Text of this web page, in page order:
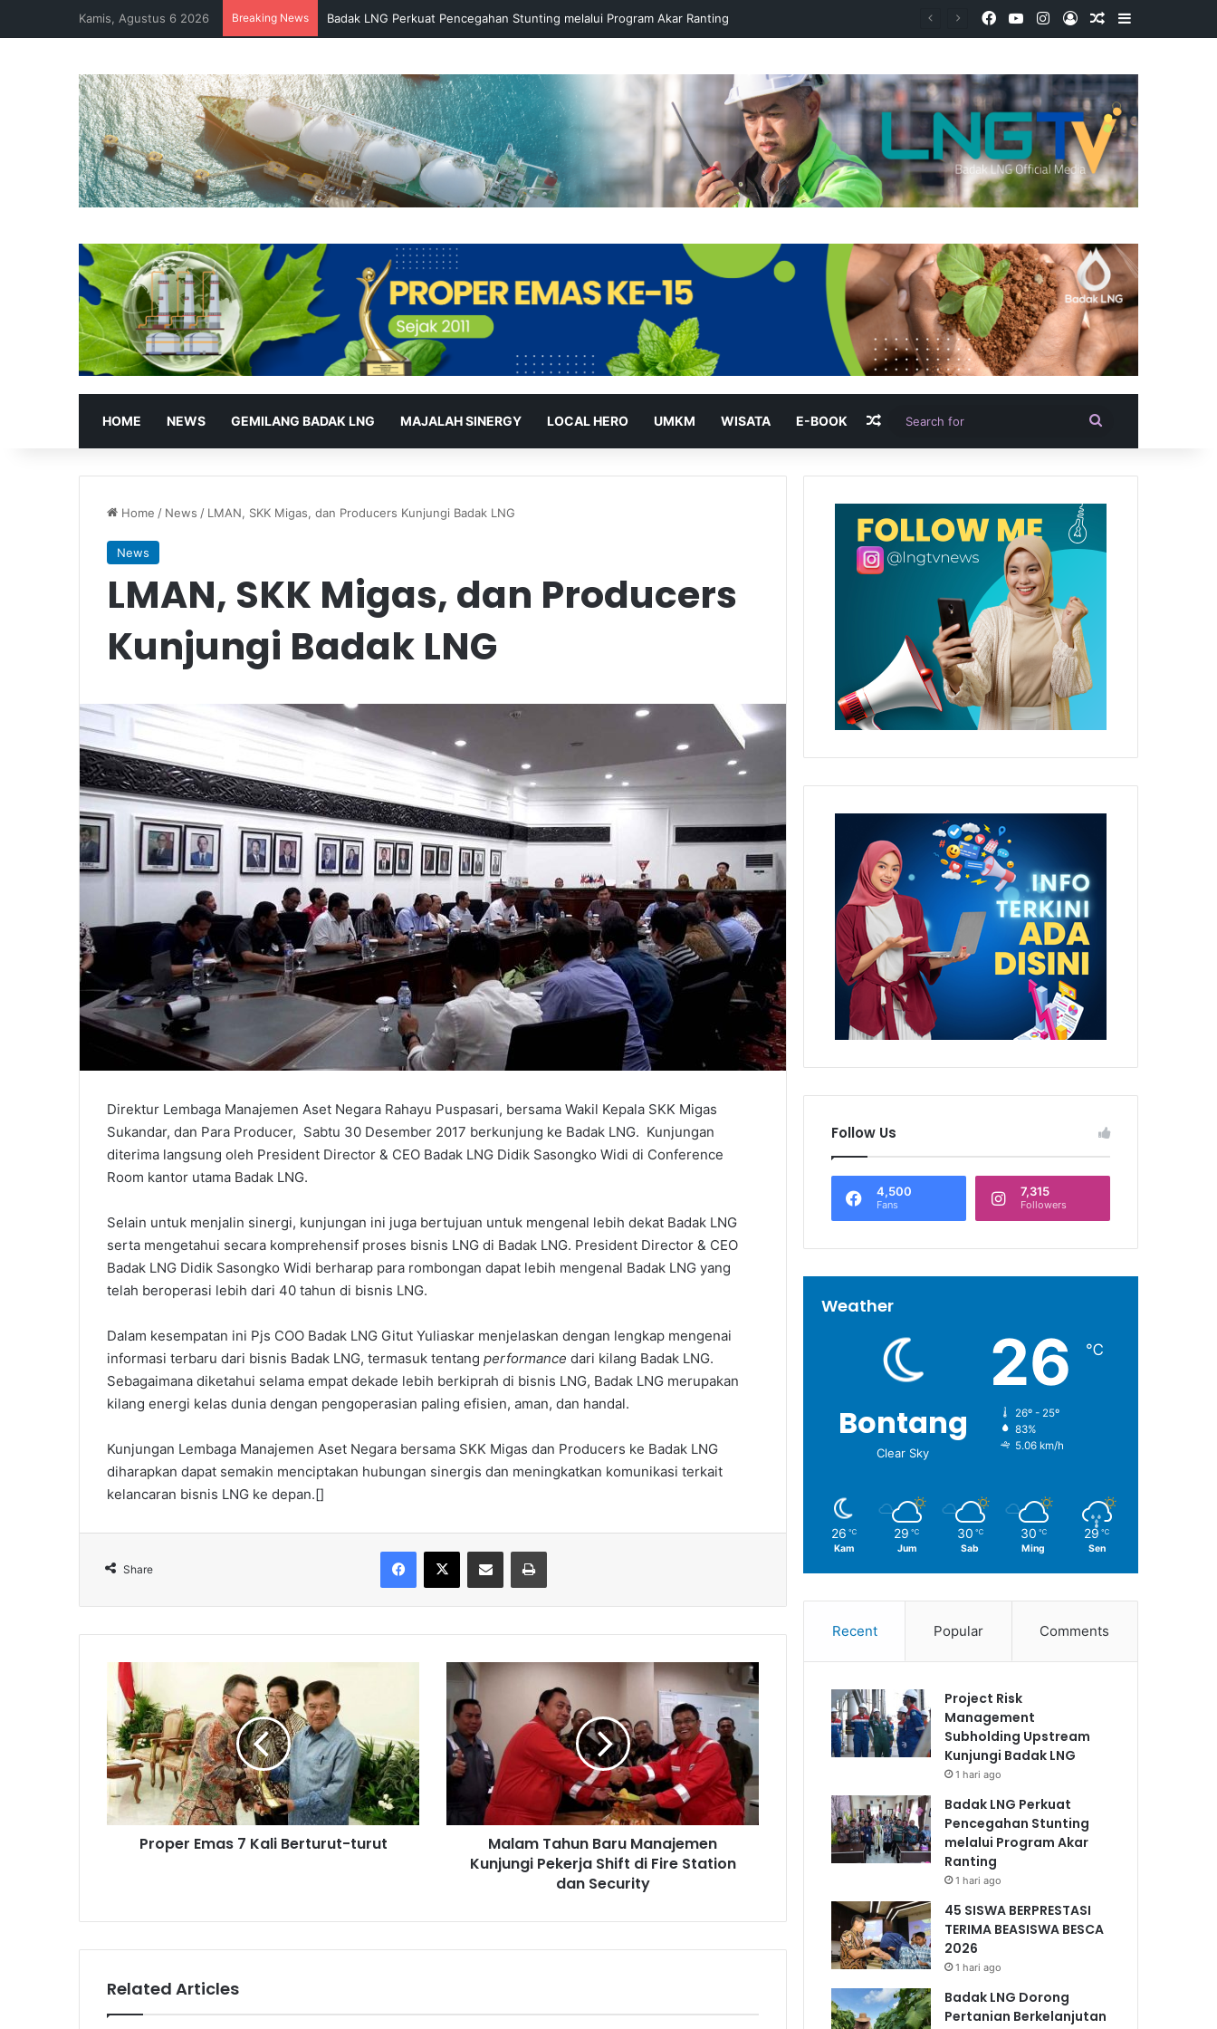
Kamis, Agustus 6 2026 Breaking News Badak LNG Perkuat Pencegahan Stunting melalui Program Akar Ranting Facebook
YouTubeInstagram
Log InRandom Article
Sidebar
HOME NEWS GEMILANG BADAK LNG MAJALAH SINERGY LOCAL HERO UMKM WISATA E-BOOK Random Article
for
Home / News / LMAN, SKK Migas, dan Producers Kunjungi Badak LNG
News
LMAN, SKK Migas, dan Producers
Kunjungi Badak LNG
Direktur Lembaga Manajemen Aset Negara Rahayu Puspasari, bersama Wakil Kepala SKK Migas
Sukandar, dan Para Producer, Sabtu 30 Desember 2017 berkunjung ke Badak LNG. Kunjungan
diterima langsung oleh President Director & CEO Badak LNG Didik Sasongko Widi di Conference
Room kantor utama Badak LNG.
Selain untuk menjalin sinergi, kunjungan ini juga bertujuan untuk mengenal lebih dekat Badak LNG
serta mengetahui secara komprehensif proses bisnis LNG di Badak LNG. President Director & CEO
Badak LNG Didik Sasongko Widi berharap para rombongan dapat lebih mengenal Badak LNG yang
telah beroperasi lebih dari 40 tahun di bisnis LNG.
Dalam kesempatan ini Pjs COO Badak LNG Gitut Yuliaskar menjelaskan dengan lengkap mengenai
informasi terbaru dari bisnis Badak LNG, termasuk tentang performance dari kilang Badak LNG.
Sebagaimana diketahui selama empat dekade lebih berkiprah di bisnis LNG, Badak LNG merupakan
kilang energi kelas dunia dengan pengoperasian paling efisien, aman, dan handal.
Kunjungan Lembaga Manajemen Aset Negara bersama SKK Migas dan Producers ke Badak LNG
diharapkan dapat semakin menciptakan hubungan sinergis dan meningkatkan komunikasi terkait
kelancaran bisnis LNG ke depan.[]
Share
Facebook
X Share via Email Print
Proper
Emas
Kali
Berturut-
turut
Proper Emas 7 Kali Berturut-turut
Malam
Tahun
Baru
Manajemen
Kunjungi
Pekerja
Fire
Malam Tahun Baru Manajemen
Kunjungi Pekerja Shift di Fire Station
dan Security
Related Articles
Follow Us
4,500
Fans
7,315
Followers
Weather
Bontang
Clear Sky
26 ℃
26º - 25º
83%
5.06 km/h
26 ℃
Kam
29 ℃
Jum
30 ℃
Sab
30 ℃
Ming
29 ℃
Sen
Recent Popular Comments
Project Risk
Management
Subholding Upstream
Kunjungi Badak LNG
1 hari ago
Badak LNG Perkuat
Pencegahan Stunting
melalui Program Akar
Ranting
1 hari ago
45 SISWA BERPRESTASI
TERIMA BEASISWA BESCA
2026
1 hari ago
Badak LNG Dorong
Pertanian Berkelanjutan